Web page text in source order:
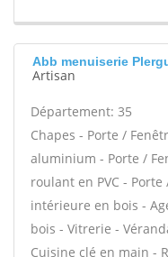
Abb menuiserie
Artisan
Département: 35
Chapes - Porte /
aluminium - Porte /
roulant en PVC -
intérieure en bois -
bois - Vitrerie -
Cuisine clé en main -